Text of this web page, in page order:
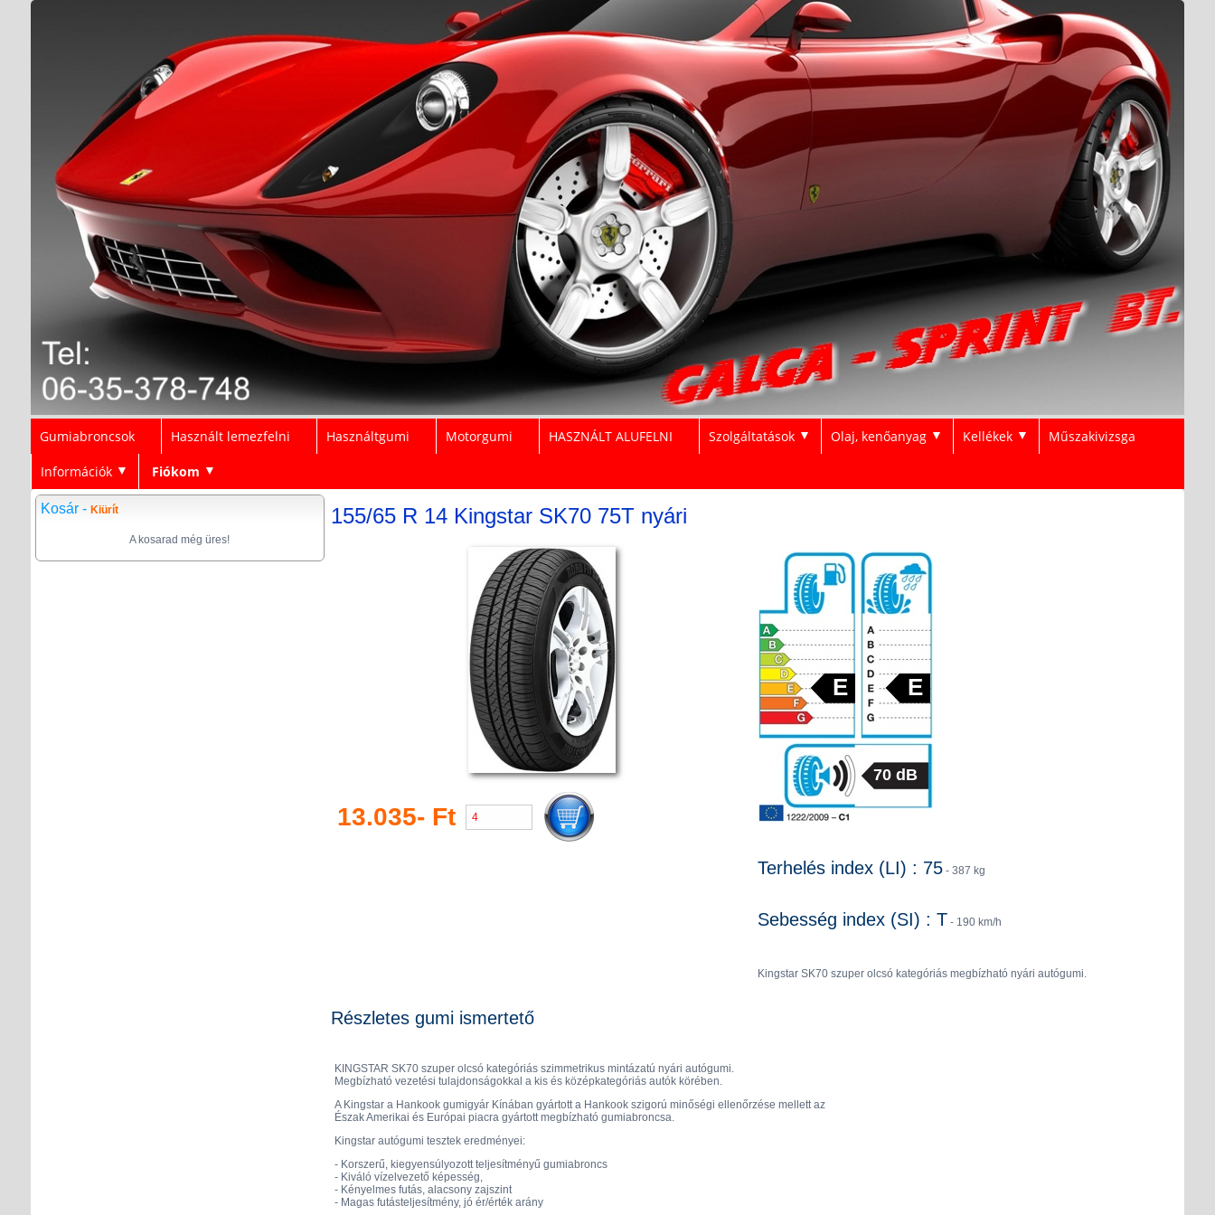
Gumiabroncsok Használt lemezfelni Használtgumi Motorgumi HASZNÁLT ALUFELNI Szolgáltatások ▼ Olaj, kenőanyag ▼ Kellékek ▼ Műszakivizsga
Információk ▼ Fiókom ▼
Kosár - Kiürít
A kosarad még üres!
155/65 R 14 Kingstar SK70 75T nyári
13.035- Ft
E E
70 dB
Terhelés index (LI) : 75 - 387 kg
Sebesség index (SI) : T - 190 km/h
Kingstar SK70 szuper olcsó kategóriás megbízható nyári autógumi.
Részletes gumi ismertető
KINGSTAR SK70 szuper olcsó kategóriás szimmetrikus mintázatú nyári autógumi.
Megbízható vezetési tulajdonságokkal a kis és középkategóriás autók körében.
A Kingstar a Hankook gumigyár Kínában gyártott a Hankook szigorú minőségi ellenőrzése mellett az
Észak Amerikai és Európai piacra gyártott megbízható gumiabroncsa.
Kingstar autógumi tesztek eredményei:
- Korszerű, kiegyensúlyozott teljesítményű gumiabroncs
- Kiváló vízelvezető képesség,
- Kényelmes futás, alacsony zajszint
- Magas futásteljesítmény, jó ér/érték arány